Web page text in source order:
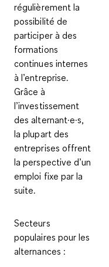
régulièrement la
possibilité de
participer à des
formations
continues internes
à l’entreprise.
Grâce à
l’investissement
des alternant·e·s,
la plupart des
entreprises offrent
la perspective d’un
emploi fixe par la
suite.
Secteurs
populaires pour les
alternances :